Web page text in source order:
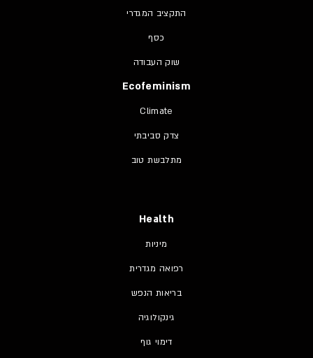
התקציב המגדרי
כסף
שוק העבודה
Ecofeminism
Climate
צדק סביבתי
מתלבשת טוב
Health
מיניות
רפואה מגדרית
בריאות הנפש
גינקולוגיה
דימוי גוף